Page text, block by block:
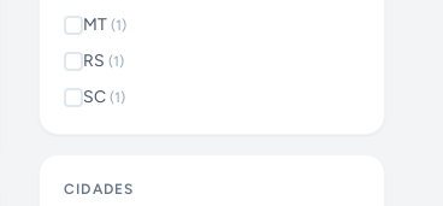
MT (1)
RS (1)
SC (1)
CIDADES